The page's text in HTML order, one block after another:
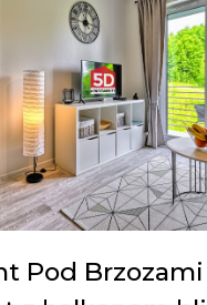
Pod Brzozami